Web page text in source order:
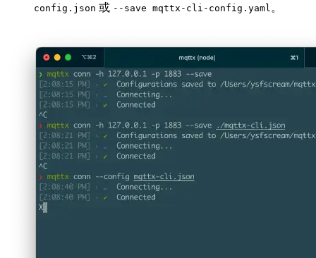
config.json 或 --save mqttx-cli-config.yaml。